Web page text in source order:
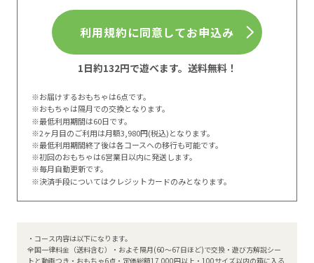
ブ！」のことをいいます。
(4)「契約者」とは、当社との間で本利用規約及び本サービス
利用に関するルールに同意いただき、サービス利用契約を締結
基づき本サービスを利用する方のことをいいます。
(6)「ユーザー」とは、契約者及び利用者を総称したものをい
います。
(7)「ユーザー登録申込者」とは、ユーザー登録の申込みを行
った方のことをいいます。
の間の本サービスの利用に関わる一切の関係に適用されます。
利用規約に同意してお申込み
1日約132円で遊べます。送料無料！
※お届けするおもちゃは6点です。
※おもちゃは隔月での交換となります。
※最低利用期間は60日です。
※2ヶ月目のご利用は月額3,980円(税込)となります。
※最低利用期間終了後は各コースへの移行も可能です。
※初回のおもちゃは6営業日以内に発送します。
※毎月自動更新です。
※決済手段についてはクレジットカードのみとなります。
・コース内容は以下になります。
全国一律料金（送料含む）・およそ隔月(60～67日ほど)で交換・遊び方解説シー
トと動画つき・おもちゃ6点・定価総額17,000円以上・100サイズ以内の箱に入る